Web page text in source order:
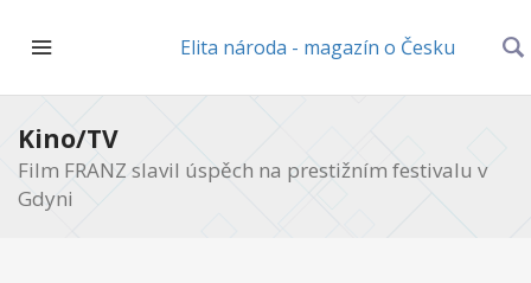
Elita národa - magazín o Česku
Kino/TV
Film FRANZ slavil úspěch na prestižním festivalu v
Gdyni